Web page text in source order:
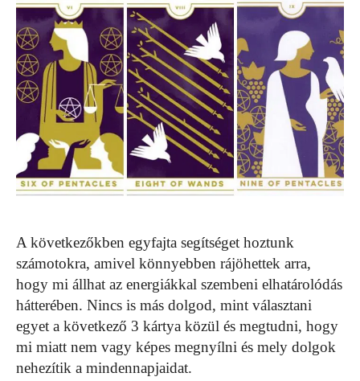
A következőkben egyfajta segítséget hoztunk
számotokra, amivel könnyebben rájöhettek arra,
hogy mi állhat az energiákkal szembeni elhatárolódás
hátterében. Nincs is más dolgod, mint választani
egyet a következő 3 kártya közül és megtudni, hogy
mi miatt nem vagy képes megnyílni és mely dolgok
nehezítik a mindennapjaidat.